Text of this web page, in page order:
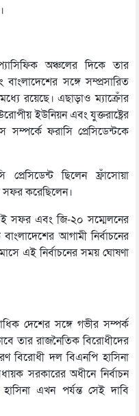
অঞ্চলের দিকে তার
সঙ্গে সম্প্রসারিত
রয়েছে। এছাড়াও ম্যাক্রোঁর
ইউনিয়ন এবং যুক্তরাষ্ট্রের
ফরাসি প্রেসিডেন্টকে
ছিলেন ফ্রাঁসোয়া
সফর করেছিলেন।
সফর এবং জি-২০ সম্মেলনের
আগামী নির্বাচনের
এই নির্বাচনের সময় ঘোষণা
দেশের সঙ্গে গভীর সম্পর্ক
তার রাজনৈতিক বিরোধীদের
বিরোধী দল বিএনপি হাসিনা
সরকারের অধীনে নির্বাচন
এখন পর্যন্ত সেই দাবি